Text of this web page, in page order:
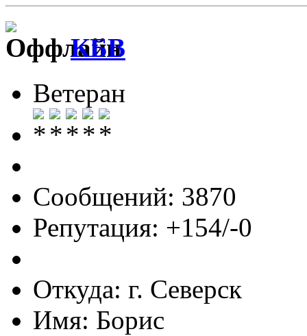
КБВ
Ветеран
Сообщений: 3870
Репутация: +154/-0
Откуда: г. Северск
Имя: Борис